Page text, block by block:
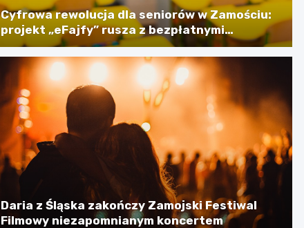
Cyfrowa rewolucja dla seniorów w Zamościu:
projekt „eFajfy” rusza z bezpłatnymi
szkoleniami!
Daria z Śląska zakończy Zamojski Festiwal
Filmowy niezapomnianym koncertem